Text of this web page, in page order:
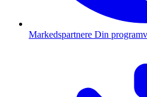
Markedspartnere Din